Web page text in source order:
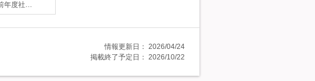
年度社…
情報更新日： 2026/04/24
掲載終了予定日： 2026/10/22